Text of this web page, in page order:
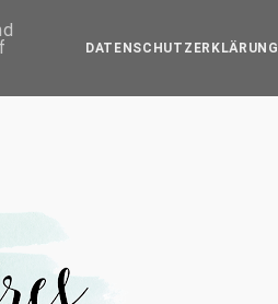
DATENSCHUTZERKLÄRUNG